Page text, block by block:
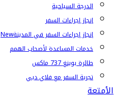
الدرجة السياحية
إنجاز إجراءات السفر
إنجاز إجراءات السفر في المدينةNew
خدمات المساعدة لأصحاب الهمم
طائرة بوينغ 737 ماكس
تجربة السفر مع فلاي دبي
الأمتعة